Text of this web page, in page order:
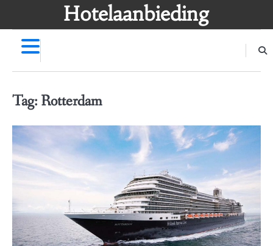
Hotelaanbieding
Tag: Rotterdam